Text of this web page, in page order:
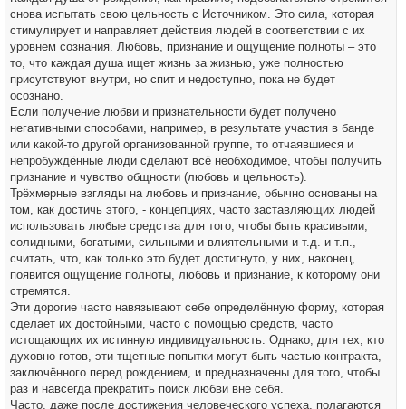
снова испытать свою цельность с Источником. Это сила, которая
стимулирует и направляет действия людей в соответствии с их
уровнем сознания. Любовь, признание и ощущение полноты – это
то, что каждая душа ищет жизнь за жизнью, уже полностью
присутствуют внутри, но спит и недоступно, пока не будет
осознано.
Если получение любви и признательности будет получено
негативными способами, например, в результате участия в банде
или какой-то другой организованной группе, то отчаявшиеся и
непробуждённые люди сделают всё необходимое, чтобы получить
признание и чувство общности (любовь и цельность).
Трёхмерные взгляды на любовь и признание, обычно основаны на
том, как достичь этого, - концепциях, часто заставляющих людей
использовать любые средства для того, чтобы быть красивыми,
солидными, богатыми, сильными и влиятельными и т.д. и т.п.,
считать, что, как только это будет достигнуто, у них, наконец,
появится ощущение полноты, любовь и признание, к которому они
стремятся.
Эти дорогие часто навязывают себе определённую форму, которая
сделает их достойными, часто с помощью средств, часто
истощающих их истинную индивидуальность. Однако, для тех, кто
духовно готов, эти тщетные попытки могут быть частью контракта,
заключённого перед рождением, и предназначены для того, чтобы
раз и навсегда прекратить поиск любви вне себя.
Часто, даже после достижения человеческого успеха, полагаются